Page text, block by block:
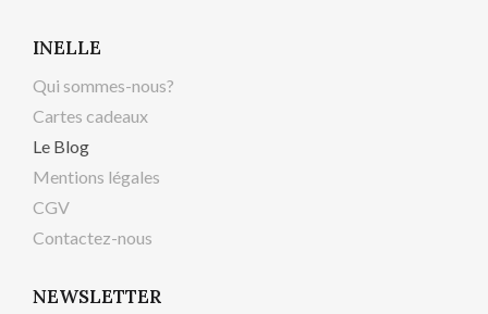
INELLE
Qui sommes-nous?
Cartes cadeaux
Le Blog
Mentions légales
CGV
Contactez-nous
NEWSLETTER